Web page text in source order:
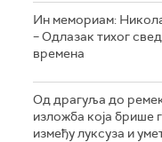
Ин мемориам:
– Одлазак тихог
времена
Од драгуља до
изложба која брише
између луксуза и